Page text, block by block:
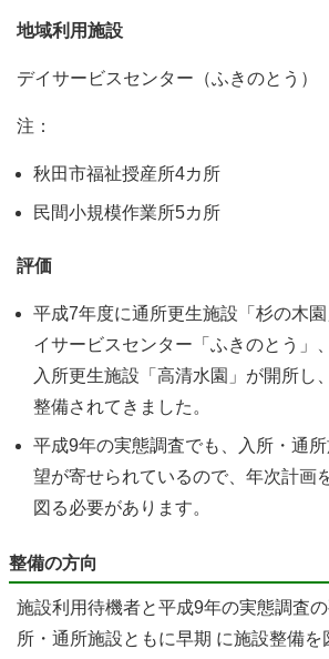
地域利用施設
デイサービスセンター（ふきのとう）
注：
秋田市福祉授産所4カ所
民間小規模作業所5カ所
評価
平成7年度に通所更生施設「杉の木
イサービスセンター「ふきのとう」
入所更生施設「高清水園」が開所し
整備されてきました。
平成9年の実態調査でも、入所・通
望が寄せられているので、年次計画
図る必要があります。
整備の方向
施設利用待機者と平成9年の実態調査
所・通所施設ともに早期 に施設整備を